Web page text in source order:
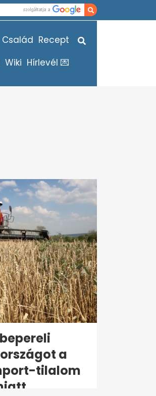
Család Recept
Wiki Hírlevél 💌
a
tilalom